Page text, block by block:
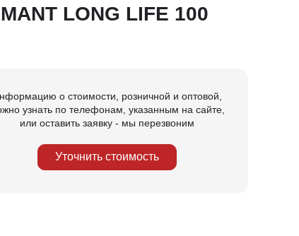
LONG LIFE 100
о стоимости, розничной и оптовой,
узнать по телефонам, указанным на сайте,
или оставить заявку - мы перезвоним
Уточнить стоимость